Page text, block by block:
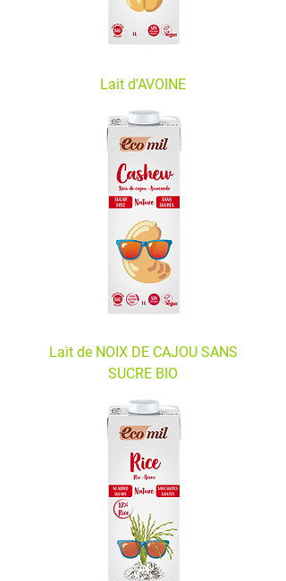
Lait d'AVOINE
Lait de NOIX DE CAJOU SANS
SUCRE BIO